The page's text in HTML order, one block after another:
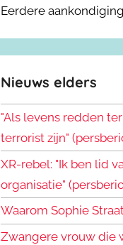
Eerdere
Nieuws elders
"Als levens redden
terrorist zijn"
XR-rebel: "Ik ben lid
organisatie"
Waarom Sophie
Zwangere vrouw die